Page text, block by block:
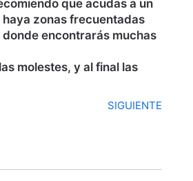
que acudas a un
zonas frecuentadas
encontrarás muchas
molestes, y al final las
SIGUIENTE